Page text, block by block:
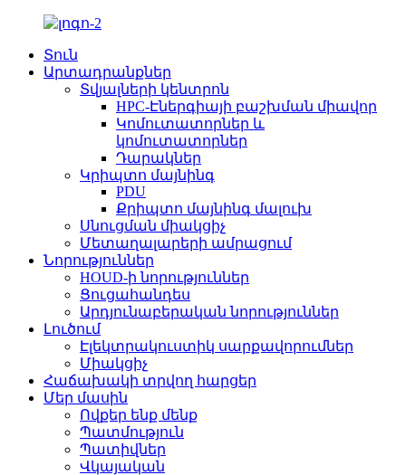
Տուն
Արտադրանքներ
Տվյալների կենտրոն
HPC-Էներգիայի բաշխման միավոր
Կոմուտատորներ և
կոմուտատորներ
Դարակներ
Կրիպտո մայնինգ
PDU
Քրիպտո մայնինգ մալուխ
Սնուցման միակցիչ
Մետաղալարերի ամրացում
Նորություններ
HOUD-ի նորություններ
Ցուցահանդես
Արդյունաբերական նորություններ
Լուծում
Էլեկտրակուստիկ սարքավորումներ
Միակցիչ
Հաճախակի տրվող հարցեր
Մեր մասին
Ովքեր ենք մենք
Պատմություն
Պատիվներ
Վկայական